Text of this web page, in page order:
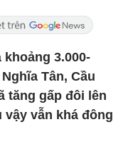
3.000-
Tân, Cầu
tăng gấp đôi lên
vậy vẫn khá đông